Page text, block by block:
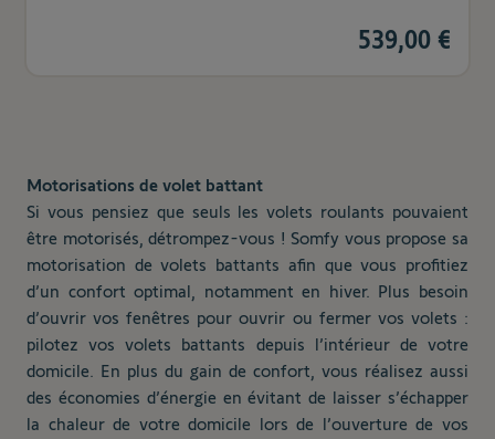
539,00 €
Motorisations de volet battant
Si vous pensiez que seuls les volets roulants pouvaient
être motorisés, détrompez-vous ! Somfy vous propose sa
motorisation de volets battants afin que vous profitiez
d’un confort optimal, notamment en hiver. Plus besoin
d’ouvrir vos fenêtres pour ouvrir ou fermer vos volets :
pilotez vos volets battants depuis l’intérieur de votre
domicile. En plus du gain de confort, vous réalisez aussi
des économies d’énergie en évitant de laisser s’échapper
la chaleur de votre domicile lors de l’ouverture de vos